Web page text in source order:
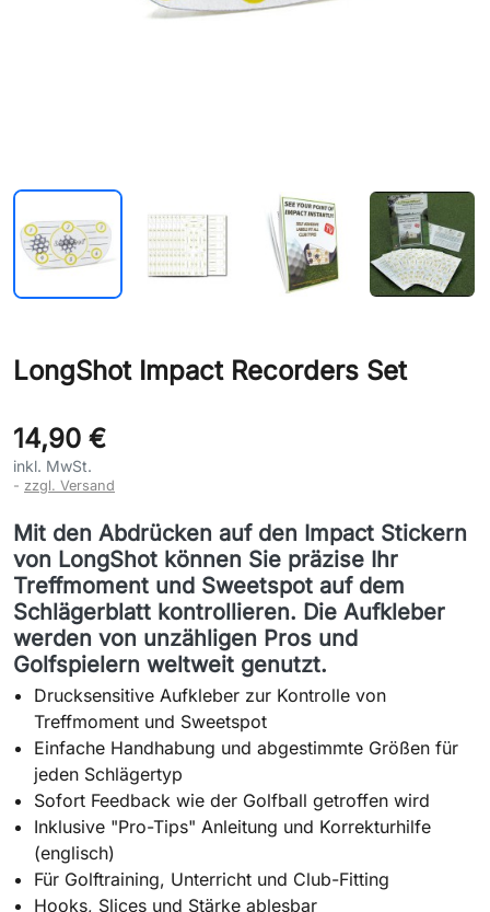
LongShot Impact Recorders Set
14,90 €
inkl. MwSt.
zzgl. Versand
Mit den Abdrücken auf den Impact Stickern
von LongShot können Sie präzise Ihr
Treffmoment und Sweetspot auf dem
Schlägerblatt kontrollieren. Die Aufkleber
werden von unzähligen Pros und
Golfspielern weltweit genutzt.
Drucksensitive Aufkleber zur Kontrolle von
Treffmoment und Sweetspot
Einfache Handhabung und abgestimmte Größen für
jeden Schlägertyp
Sofort Feedback wie der Golfball getroffen wird
Inklusive "Pro-Tips" Anleitung und Korrekturhilfe
(englisch)
Für Golftraining, Unterricht und Club-Fitting
Hooks, Slices und Stärke ablesbar